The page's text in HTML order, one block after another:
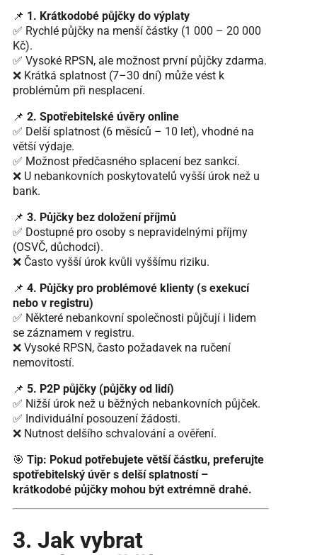
📌 1. Krátkodobé půjčky do výplaty
✅ Rychlé půjčky na menší částky (1 000 – 20 000
Kč).
✅ Vysoké RPSN, ale možnost první půjčky zdarma.
❌ Krátká splatnost (7–30 dní) může vést k
problémům při nesplacení.
📌 2. Spotřebitelské úvěry online
✅ Delší splatnost (6 měsíců – 10 let), vhodné na
větší výdaje.
✅ Možnost předčasného splacení bez sankcí.
❌ U nebankovních poskytovatelů vyšší úrok než u
bank.
📌 3. Půjčky bez doložení příjmů
✅ Dostupné pro osoby s nepravidelnými příjmy
(OSVČ, důchodci).
❌ Často vyšší úrok kvůli vyššímu riziku.
📌 4. Půjčky pro problémové klienty (s exekucí
nebo v registru)
✅ Některé nebankovní společnosti půjčují i lidem
se záznamem v registru.
❌ Vysoké RPSN, často požadavek na ručení
nemovitostí.
📌 5. P2P půjčky (půjčky od lidí)
✅ Nižší úrok než u běžných nebankovních půjček.
✅ Individuální posouzení žádosti.
❌ Nutnost delšího schvalování a ověření.
🎯 Tip: Pokud potřebujete větší částku, preferujte
spotřebitelský úvěr s delší splatností –
krátkodobé půjčky mohou být extrémně drahé.
3. Jak vybrat